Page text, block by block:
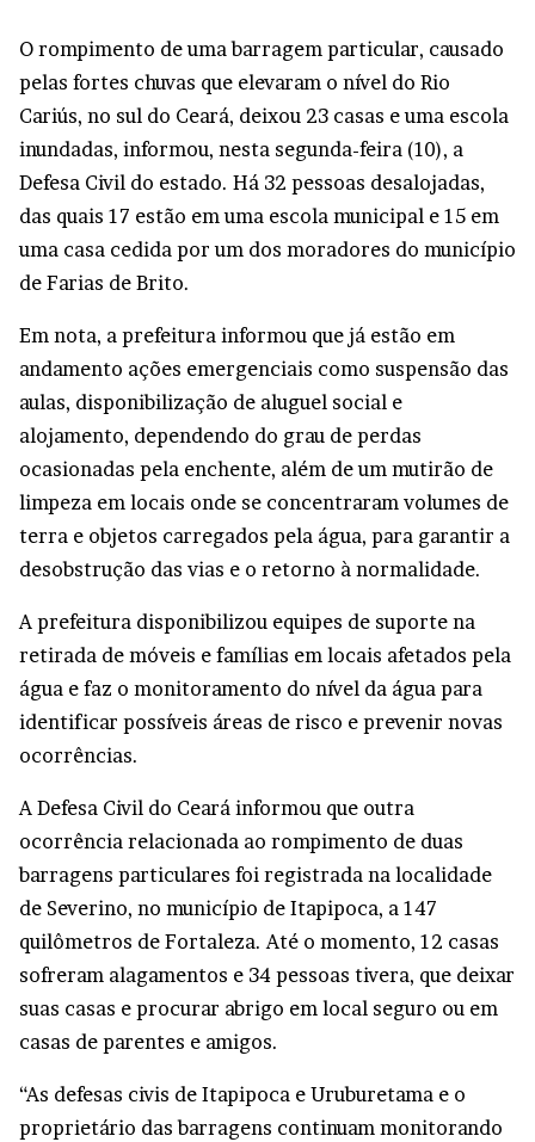
O rompimento de uma barragem particular, causado
pelas fortes chuvas que elevaram o nível do Rio
Cariús, no sul do Ceará, deixou 23 casas e uma escola
inundadas, informou, nesta segunda-feira (10), a
Defesa Civil do estado. Há 32 pessoas desalojadas,
das quais 17 estão em uma escola municipal e 15 em
uma casa cedida por um dos moradores do município
de Farias de Brito.
Em nota, a prefeitura informou que já estão em
andamento ações emergenciais como suspensão das
aulas, disponibilização de aluguel social e
alojamento, dependendo do grau de perdas
ocasionadas pela enchente, além de um mutirão de
limpeza em locais onde se concentraram volumes de
terra e objetos carregados pela água, para garantir a
desobstrução das vias e o retorno à normalidade.
A prefeitura disponibilizou equipes de suporte na
retirada de móveis e famílias em locais afetados pela
água e faz o monitoramento do nível da água para
identificar possíveis áreas de risco e prevenir novas
ocorrências.
A Defesa Civil do Ceará informou que outra
ocorrência relacionada ao rompimento de duas
barragens particulares foi registrada na localidade
de Severino, no município de Itapipoca, a 147
quilômetros de Fortaleza. Até o momento, 12 casas
sofreram alagamentos e 34 pessoas tivera, que deixar
suas casas e procurar abrigo em local seguro ou em
casas de parentes e amigos.
“As defesas civis de Itapipoca e Uruburetama e o
proprietário das barragens continuam monitorando